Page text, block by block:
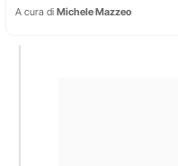
A cura di Michele Mazzeo